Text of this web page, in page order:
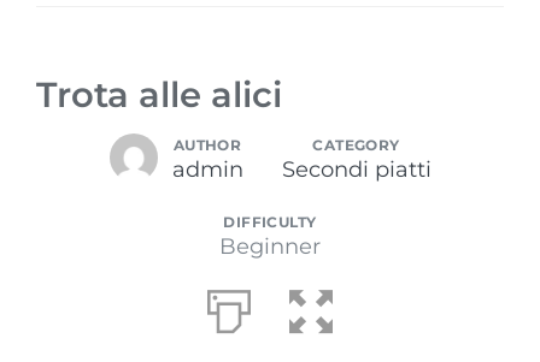
Trota alle alici
AUTHOR
admin
CATEGORY
Secondi piatti
DIFFICULTY
Beginner